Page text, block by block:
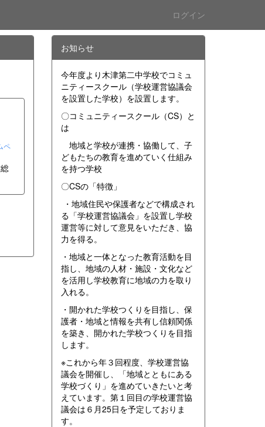
ログイン
ペ
お知らせ
今年度より木津第二中学校でコミュ
ニティースクール（学校運営協議会
を設置した学校）を設置します。
〇コミュニティースクール（CS）と
は
地域と学校が連携・協働して、子
どもたちの教育を進めていく仕組み
を持つ学校
〇CSの「特徴」
・地域住民や保護者などで構成され
る「学校運営協議会」を設置し学校
運営等に対して意見をいただき、協
力を得る。
・地域と一体となった教育活動を目
指し、地域の人材・施設・文化など
を活用し学校教育に地域の力を取り
入れる。
・開かれた学校つくりを目指し、保
護者・地域と情報を共有し信頼関係
を築き、開かれた学校つくりを目指
します。
※これから年３回程度、学校運営協
議会を開催し、「地域とともにある
学校づくり」を進めていきたいと考
えています。第１回目の学校運営協
議会は６月25日を予定しておりま
す。